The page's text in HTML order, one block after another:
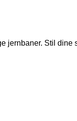
jernbaner. Stil dine